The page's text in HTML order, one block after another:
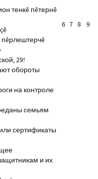
тенкĕ пĕтернĕ
29!
обороты
на контроле
семьям
сертификаты
и их
6 7 8 9